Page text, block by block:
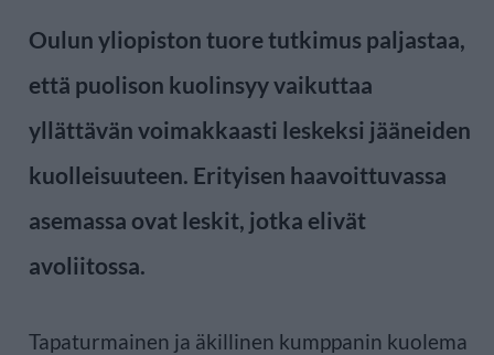
Oulun yliopiston tuore tutkimus paljastaa,
että puolison kuolinsyy vaikuttaa
yllättävän voimakkaasti leskeksi jääneiden
kuolleisuuteen. Erityisen haavoittuvassa
asemassa ovat leskit, jotka elivät
avoliitossa.
Tapaturmainen ja äkillinen kumppanin kuolema